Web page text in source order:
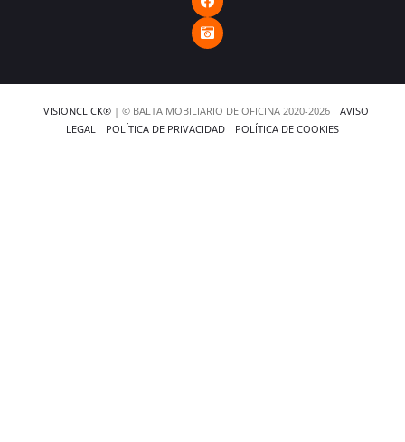
VISIONCLICK® | © BALTA MOBILIARIO DE OFICINA 2020-2026
AVISO
LEGAL
POLÍTICA DE PRIVACIDAD POLÍTICA DE COOKIES